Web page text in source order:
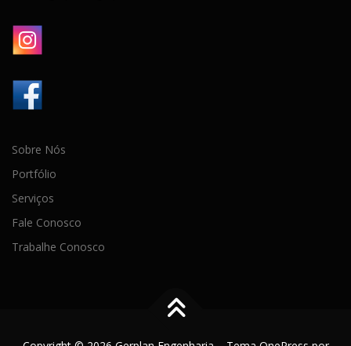
Sobre Nós
Portfólio
Serviços
Fale Conosco
Trabalhe Conosco